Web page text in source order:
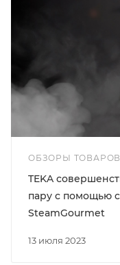
ОБЗОРЫ ТОВАРОВ
13 июля 2023
TEKA
пару с помощью
SteamGourmet